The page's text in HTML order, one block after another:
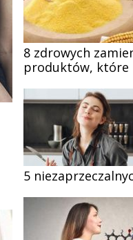
8 zdrowych
produktów, które
5